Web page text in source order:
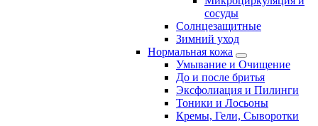
сосуды
Солнцезащитные
Зимний уход
Нормальная кожа
Умывание и Очищение
До и после бритья
Эксфолиация и Пилинги
Тоники и Лосьоны
Кремы, Гели, Сыворотки